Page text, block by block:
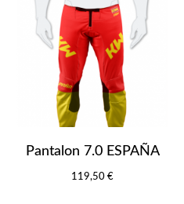
Pantalon 7.0 ESPAÑA
119,50 €